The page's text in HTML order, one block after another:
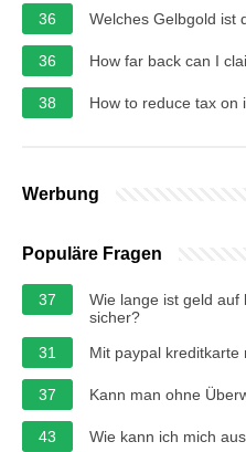
36 Welches Gelbgold ist
36 How far back can I
38 How to reduce tax on
Werbung
Populäre Fragen
37
Wie lange ist geld auf
sicher?
31
Mit paypal kreditkarte
37 Kann man ohne
43 Wie kann ich mich